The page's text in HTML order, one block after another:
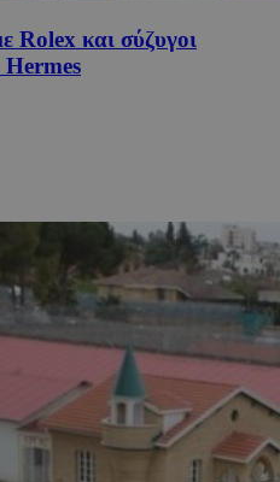
Rolex και σύζυγοι
Hermes